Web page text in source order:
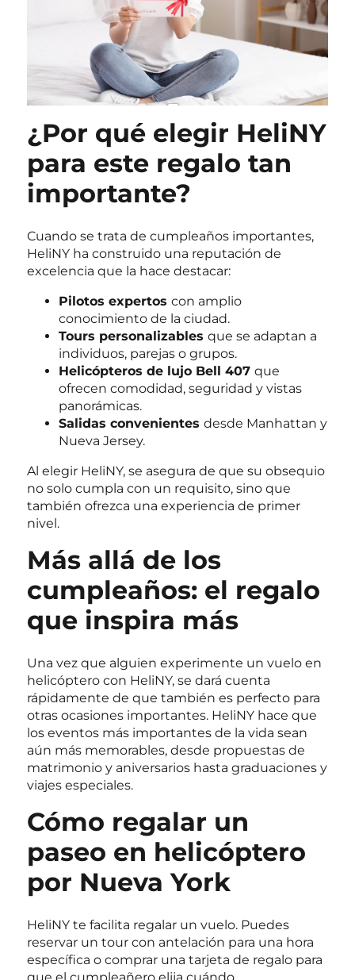
¿Por qué elegir HeliNY
para este regalo tan
importante?
Cuando se trata de cumpleaños importantes,
HeliNY ha construido una reputación de
excelencia que la hace destacar:
Pilotos expertos con amplio
conocimiento de la ciudad.
Tours personalizables que se adaptan a
individuos, parejas o grupos.
Helicópteros de lujo Bell 407 que
ofrecen comodidad, seguridad y vistas
panorámicas.
Salidas convenientes desde Manhattan y
Nueva Jersey.
Al elegir HeliNY, se asegura de que su obsequio
no solo cumpla con un requisito, sino que
también ofrezca una experiencia de primer
nivel.
Más allá de los
cumpleaños: el regalo
que inspira más
Una vez que alguien experimente un vuelo en
helicóptero con HeliNY, se dará cuenta
rápidamente de que también es perfecto para
otras ocasiones importantes. HeliNY hace que
los eventos más importantes de la vida sean
aún más memorables, desde propuestas de
matrimonio y aniversarios hasta graduaciones y
viajes especiales.
Cómo regalar un
paseo en helicóptero
por Nueva York
HeliNY te facilita regalar un vuelo. Puedes
reservar un tour con antelación para una hora
específica o comprar una tarjeta de regalo para